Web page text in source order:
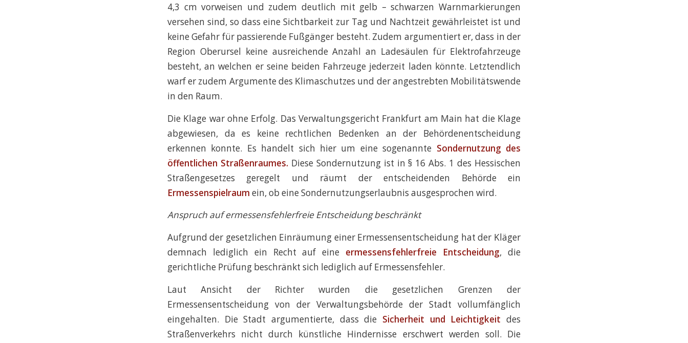
4,3 cm vorweisen und zudem deutlich mit gelb – schwarzen Warnmarkierungen
versehen sind, so dass eine Sichtbarkeit zur Tag und Nachtzeit gewährleistet ist und
keine Gefahr für passierende Fußgänger besteht. Zudem argumentiert er, dass in der
Region Oberursel keine ausreichende Anzahl an Ladesäulen für Elektrofahrzeuge
besteht, an welchen er seine beiden Fahrzeuge jederzeit laden könnte. Letztendlich
warf er zudem Argumente des Klimaschutzes und der angestrebten Mobilitätswende
in den Raum.
Die Klage war ohne Erfolg. Das Verwaltungsgericht Frankfurt am Main hat die Klage
abgewiesen, da es keine rechtlichen Bedenken an der Behördenentscheidung
erkennen konnte. Es handelt sich hier um eine sogenannte Sondernutzung des
öffentlichen Straßenraumes. Diese Sondernutzung ist in § 16 Abs. 1 des Hessischen
Straßengesetzes geregelt und räumt der entscheidenden Behörde ein
Ermessenspielraum ein, ob eine Sondernutzungserlaubnis ausgesprochen wird.
Anspruch auf ermessensfehlerfreie Entscheidung beschränkt
Aufgrund der gesetzlichen Einräumung einer Ermessensentscheidung hat der Kläger
demnach lediglich ein Recht auf eine ermessensfehlerfreie Entscheidung, die
gerichtliche Prüfung beschränkt sich lediglich auf Ermessensfehler.
Laut Ansicht der Richter wurden die gesetzlichen Grenzen der
Ermessensentscheidung von der Verwaltungsbehörde der Stadt vollumfänglich
eingehalten. Die Stadt argumentierte, dass die Sicherheit und Leichtigkeit des
Straßenverkehrs nicht durch künstliche Hindernisse erschwert werden soll. Die